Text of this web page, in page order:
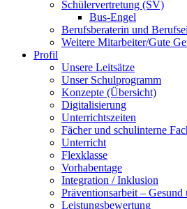
Schülervertretung (SV)
Bus-Engel
Berufsberaterin und
Weitere Mitarbeiter/Gute
Profil
Unsere Leitsätze
Unser Schulprogramm
Konzepte (Übersicht)
Digitalisierung
Unterrichtszeiten
Fächer und schulinterne
Unterricht
Flexklasse
Vorhabentage
Integration / Inklusion
Präventionsarbeit –
Leistungsbewertung